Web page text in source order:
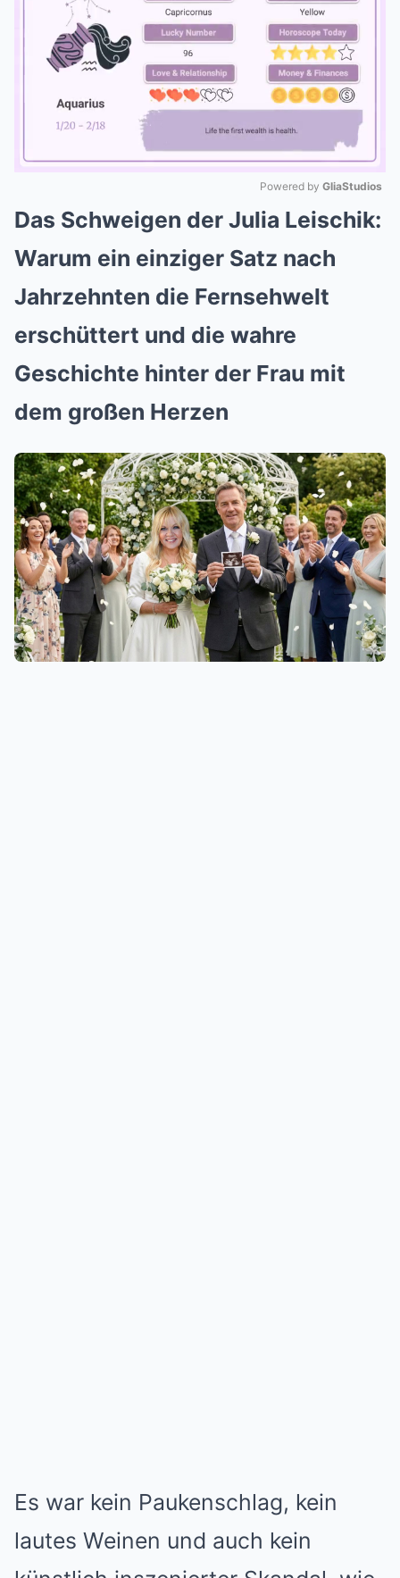
Mute
Powered by GliaStudios
Das Schweigen der Julia Leischik:
Warum ein einziger Satz nach
Jahrzehnten die Fernsehwelt
erschüttert und die wahre
Geschichte hinter der Frau mit
dem großen Herzen
Es war kein Paukenschlag, kein
lautes Weinen und auch kein